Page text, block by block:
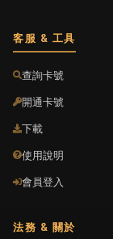
客服 & 工具
查詢卡號
開通卡號
下載
使用說明
會員登入
法務 & 關於